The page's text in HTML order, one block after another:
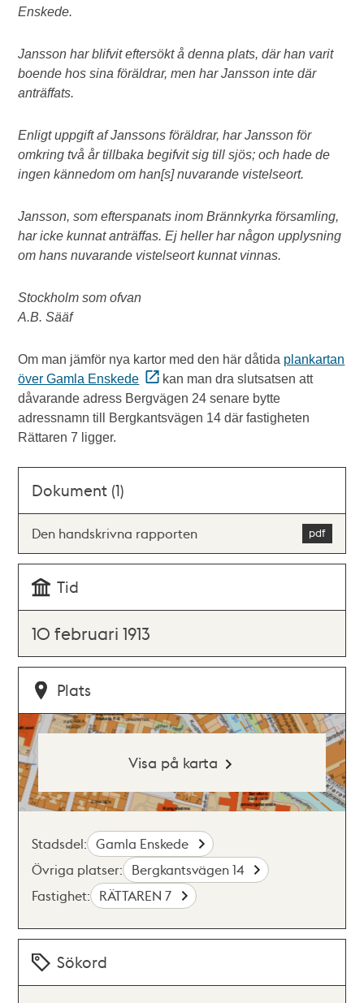
Enskede.
Jansson har blifvit eftersökt å denna plats, där han varit
boende hos sina föräldrar, men har Jansson inte där
anträffats.
Enligt uppgift af Janssons föräldrar, har Jansson för
omkring två år tillbaka begifvit sig till sjös; och hade de
ingen kännedom om han[s] nuvarande vistelseort.
Jansson, som efterspanats inom Brännkyrka församling,
har icke kunnat anträffas. Ej heller har någon upplysning
om hans nuvarande vistelseort kunnat vinnas.
Stockholm som ofvan
A.B. Sääf
Om man jämför nya kartor med den här dåtida plankartan
över Gamla Enskede
kan man dra slutsatsen att
dåvarande adress Bergvägen 24 senare bytte
adressnamn till Bergkantsvägen 14 där fastigheten
Rättaren 7 ligger.
Dokument (1)
Den handskrivna rapporten
Tid
10 februari 1913
Plats
Visa på karta
Stadsdel: Gamla Enskede
Övriga platser: Bergkantsvägen 14
Fastighet: RÄTTAREN 7
Sökord